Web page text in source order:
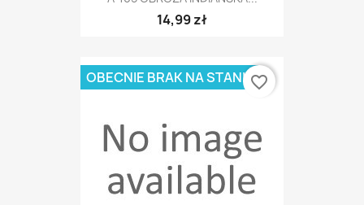
14,99 zł
OBECNIE BRAK NA STANIEfavorite_border